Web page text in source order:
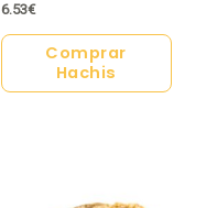
6.53€
Comprar
Hachis